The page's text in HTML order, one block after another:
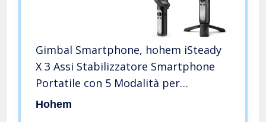
Gimbal Smartphone, hohem iSteady
X 3 Assi Stabilizzatore Smartphone
Portatile con 5 Modalità per
Vlog/YouTuber, Stabilizzatore
Hohem